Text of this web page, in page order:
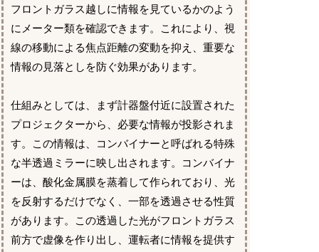
フロントガラス越しに情報を見ているかのよう
にメーター類を確認できます。これにより、視
線の移動による焦点距離の変動を抑え、重要な
情報の見落としを防ぐ効果があります。
仕組みとしては、まず計器盤付近に設置された
プロジェクターから、必要な情報が投影されま
す。この情報は、コンバイナーと呼ばれる特殊
な半透過ミラーに映し出されます。コンバイナ
ーは、酸化金属膜を蒸着して作られており、光
を反射するだけでなく、一部を透過させる性質
があります。この透過した光がフロントガラス
前方で虚像を作り出し、運転者に情報を提供す